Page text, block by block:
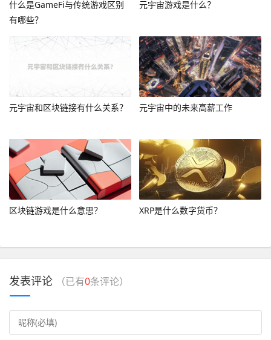
什么是GameFi与传统游戏区别
有哪些？
元宇宙游戏是什么？
元宇宙和区块链接有什么关系？ 元宇宙中的未来高薪工作
区块链游戏是什么意思？ XRP是什么数字货币？
发表评论 （已有0条评论）